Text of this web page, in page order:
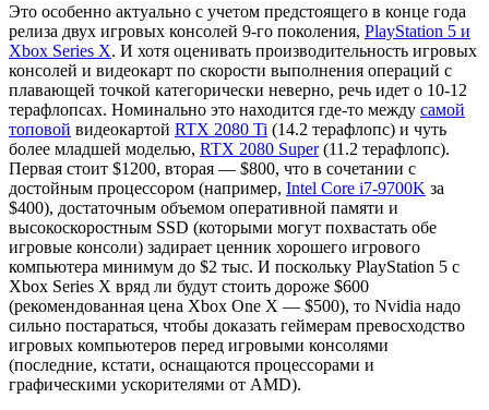
Это особенно актуально с учетом предстоящего в конце года
релиза двух игровых консолей 9-го поколения, PlayStation 5 и
Xbox Series X. И хотя оценивать производительность игровых
консолей и видеокарт по скорости выполнения операций с
плавающей точкой категорически неверно, речь идет о 10-12
терафлопсах. Номинально это находится где-то между самой
топовой видеокартой RTX 2080 Ti (14.2 терафлопс) и чуть
более младшей моделью, RTX 2080 Super(11.2 терафлопс).
Первая стоит $1200, вторая — $800, что в сочетании с
достойным процессором (например, Intel Core i7-9700K за
$400), достаточным объемом оперативной памяти и
высокоскоростным SSD (которыми могут похвастать обе
игровые консоли) задирает ценник хорошего игрового
компьютера минимум до $2 тыс. И поскольку PlayStation 5 с
Xbox Series X вряд ли будут стоить дороже $600
(рекомендованная цена Xbox One X — $500), то Nvidia надо
сильно постараться, чтобы доказать геймерам превосходство
игровых компьютеров перед игровыми консолями
(последние, кстати, оснащаются процессорами и
графическими ускорителями от AMD).